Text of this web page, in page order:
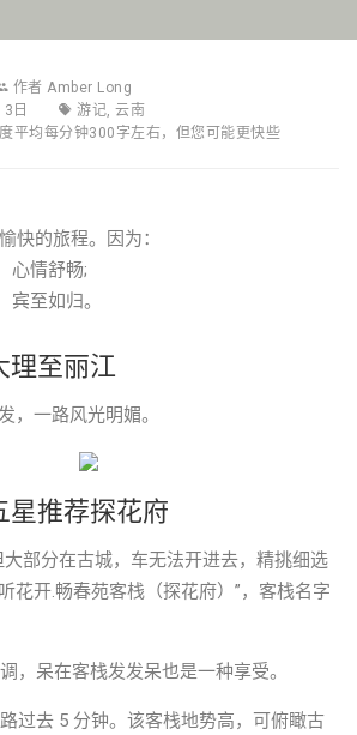
作者 Amber Long
日
游记, 云南
平均每分钟300字左右，但您可能更快些
快的旅程。因为：
心情舒畅;
宾至如归。
至丽江
，一路风光明媚。
推荐探花府
部分在古城，车无法开进去，精挑细选
花开.畅春苑客栈（探花府）”，客栈名字
，呆在客栈发发呆也是一种享受。
过去 5 分钟。该客栈地势高，可俯瞰古